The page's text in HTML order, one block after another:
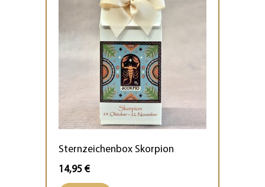
Sternzeichenbox Skorpion
14,95 €